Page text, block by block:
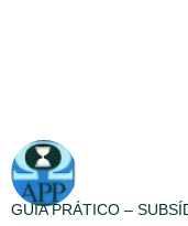
GUIA PRÁTICO –